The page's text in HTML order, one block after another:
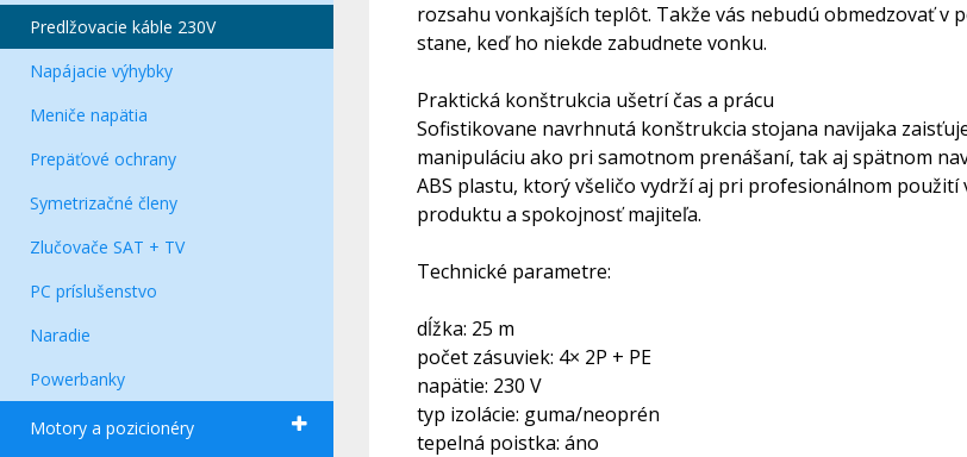
Predlžovacie káble 230V
Napájacie výhybky
Meniče napätia
Prepäťové ochrany
Symetrizačné členy
Zlučovače SAT + TV
PC príslušenstvo
Naradie
Powerbanky
Motory a pozicionéry
rozsahu vonkajších teplôt. Takže vás nebudú obmedzovať v
stane, keď ho niekde zabudnete vonku.
Praktická konštrukcia ušetrí čas a prácu
Sofistikovane navrhnutá konštrukcia stojana navijaka
manipuláciu ako pri samotnom prenášaní, tak aj spätnom
ABS plastu, ktorý všeličo vydrží aj pri profesionálnom
produktu a spokojnosť majiteľa.
Technické parametre:
dĺžka: 25 m
počet zásuviek: 4× 2P + PE
napätie: 230 V
typ izolácie: guma/neoprén
tepelná poistka: áno